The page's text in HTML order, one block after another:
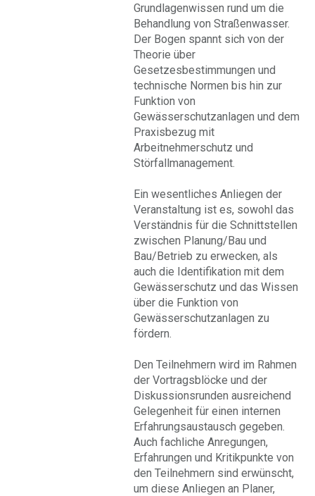
Grundlagenwissen rund um die
Behandlung von Straßenwasser.
Der Bogen spannt sich von der
Theorie über
Gesetzesbestimmungen und
technische Normen bis hin zur
Funktion von
Gewässerschutzanlagen und dem
Praxisbezug mit
Arbeitnehmerschutz und
Störfallmanagement.
Ein wesentliches Anliegen der
Veranstaltung ist es, sowohl das
Verständnis für die Schnittstellen
zwischen Planung/Bau und
Bau/Betrieb zu erwecken, als
auch die Identifikation mit dem
Gewässerschutz und das Wissen
über die Funktion von
Gewässerschutzanlagen zu
fördern.
Den Teilnehmern wird im Rahmen
der Vortragsblöcke und der
Diskussionsrunden ausreichend
Gelegenheit für einen internen
Erfahrungsaustausch gegeben.
Auch fachliche Anregungen,
Erfahrungen und Kritikpunkte von
den Teilnehmern sind erwünscht,
um diese Anliegen an Planer,